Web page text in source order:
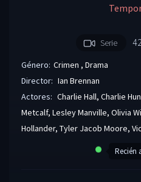
Serie
Género: Crimen , Drama
Director: Ian Brennan
Actores: Charlie Hall, Charlie
Metcalf, Lesley Manville, Olivia
Hollander, Tyler Jacob Moore,
Recién